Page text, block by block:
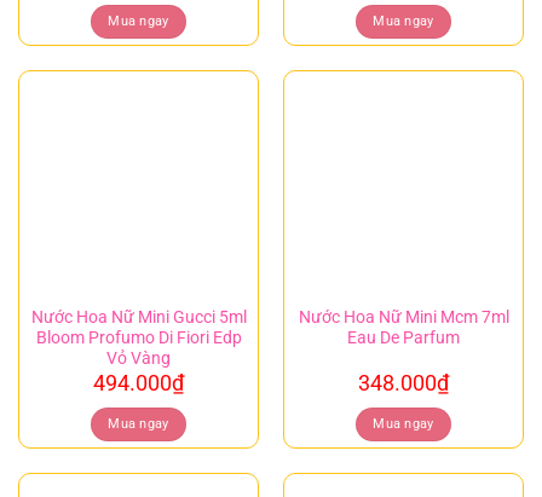
Mua ngay Mua ngay
Nước Hoa Nữ Mini Gucci 5ml
Bloom Profumo Di Fiori Edp
Vỏ Vàng
494.000₫
Mua ngay
Nước Hoa Nữ Mini Mcm 7ml
Eau De Parfum
348.000₫
Mua ngay